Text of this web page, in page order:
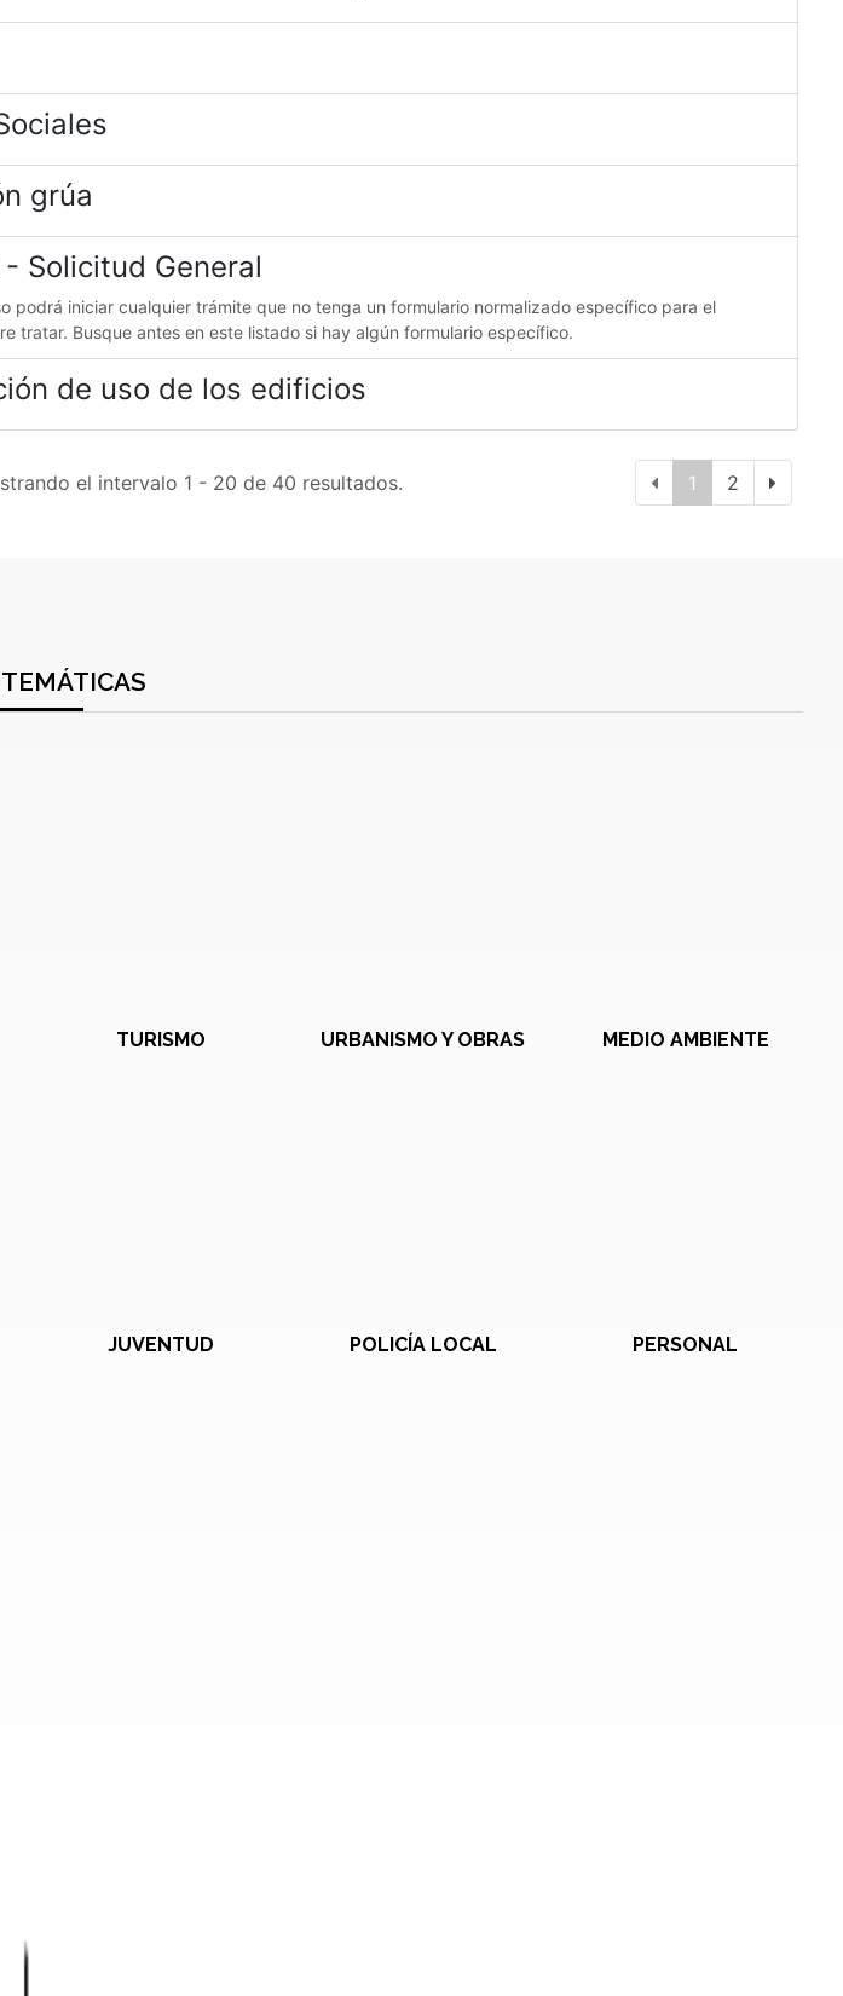
grúa
Solicitud General
podrá iniciar cualquier trámite que no tenga un formulario normalizado específico para el
tratar. Busque antes en este listado si hay algún formulario específico.
de uso de los edificios
el intervalo 1 - 20 de 40 resultados. 1 2
TURISMO URBANISMO Y OBRAS MEDIO AMBIENTE
JUVENTUD POLICÍA LOCAL PERSONAL